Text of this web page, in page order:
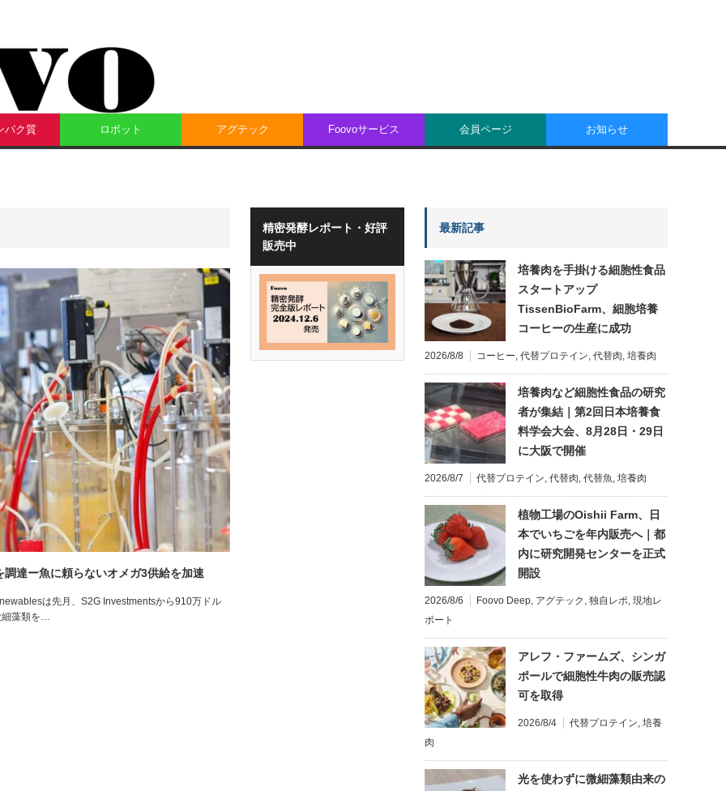
パク質 ロボット アグテック Foovoサービス 会員ページ お知らせ
達ー魚に頼らないオメガ3供給を加速
は先月、S2G Investmentsから910万ドル
細藻類を…
精密発酵レポート・好評
販売中
最新記事
培養肉を手掛ける細胞性食品
スタートアップ
TissenBioFarm、細胞培養
コーヒーの生産に成功
2026/8/8 コーヒー, 代替プロテイン, 代替肉, 培養肉
培養肉など細胞性食品の研究
者が集結｜第2回日本培養食
料学会大会、8月28日・29日
に大阪で開催
2026/8/7 代替プロテイン, 代替肉, 代替魚, 培養肉
植物工場のOishii Farm、日
本でいちごを年内販売へ｜都
内に研究開発センターを正式
開設
2026/8/6 Foovo Deep, アグテック , 独自レポ, 現地レ
ポート
アレフ・ファームズ、シンガ
ポールで細胞性牛肉の販売認
可を取得
2026/8/4 代替プロテイン, 培養
肉
光を使わずに微細藻類由来の